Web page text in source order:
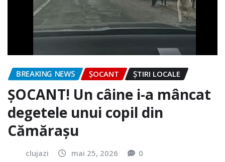
BREAKING NEWS ȘOCANT ȘTIRI LOCALE
ȘOCANT! Un câine i-a mâncat
degetele unui copil din
Cămărașu
clujazi mai 25, 2026 0